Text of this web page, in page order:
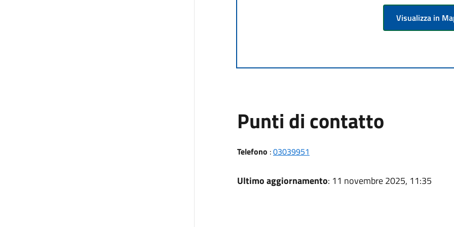
Visualizza in
Punti di contatto
Telefono :03039951
Ultimo aggiornamento: 11 novembre 2025, 11:35